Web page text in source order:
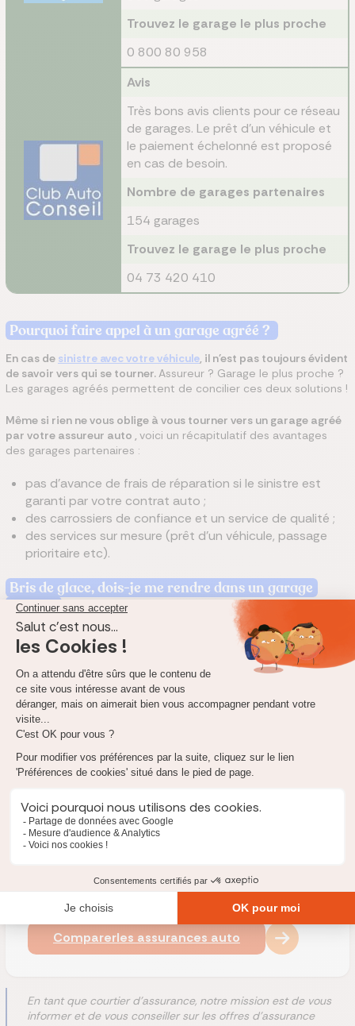
Trouvez le garage le plus proche
0 800 80 958
Avis
Très bons avis clients pour ce réseau
de garages. Le prêt d'un véhicule et
le paiement échelonné est proposé
en cas de besoin.
Nombre de garages partenaires
154 garages
Trouvez le garage le plus proche
04 73 420 410
Pourquoi faire appel à un garage agréé ?
En cas de sinistre avec votre véhicule, il n'est pas toujours évident
de savoir vers qui se tourner.Assureur ? Garage le plus proche ?
Les garages agréés permettent de concilier ces deux solutions !
Même si rien ne vous oblige à vous tourner vers un garage agréé
par votre assureur auto , voici un récapitulatif des avantages
des garages partenaires :
pas d'avance de frais de réparation si le sinistre est
garanti par votre contrat auto ;
des carrossiers de confiance et un service de qualité ;
des services sur mesure (prêt d'un véhicule, passage
prioritaire etc).
Bris de glace, dois-je me rendre dans un garage
agréé?
En vous rendant chez un garagiste agréé pour votre bris de
glace, vous n'aurez aucun frais à avancer.
Votre impact sera
réparé sans avoir besoin de sortir votre porte-monnaie. En
revanche, si vous choisissez de vous tournez vers le garagiste de
votre choix, cela sera à vous de payer la réparation. Il conviendra
ensuite d'envoyer la facture à , qui vous remboursera selon les
termes prévus dans votre contrat.
Réassurez-moi vous propose de comparer votre assurance
auto avec les meilleures offres du marché.
auto et de bénéficier d'un meilleur rapport garanties/prix.
Assurance auto
les meilleures offres 2026
Comparerles assurances auto
En tant que courtier d'assurance, notre mission est de vous
informer et de vous conseiller sur les offres d'assurance